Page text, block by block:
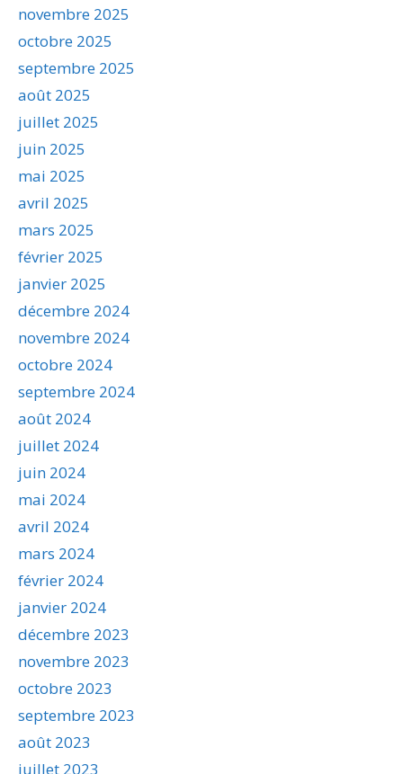
novembre 2025
octobre 2025
septembre 2025
août 2025
juillet 2025
juin 2025
mai 2025
avril 2025
mars 2025
février 2025
janvier 2025
décembre 2024
novembre 2024
octobre 2024
septembre 2024
août 2024
juillet 2024
juin 2024
mai 2024
avril 2024
mars 2024
février 2024
janvier 2024
décembre 2023
novembre 2023
octobre 2023
septembre 2023
août 2023
juillet 2023